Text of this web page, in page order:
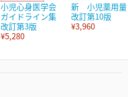
小児心身医学会
ガイドライン集
改訂第3版
¥5,280
新 小児薬用量
改訂第10版
¥3,960